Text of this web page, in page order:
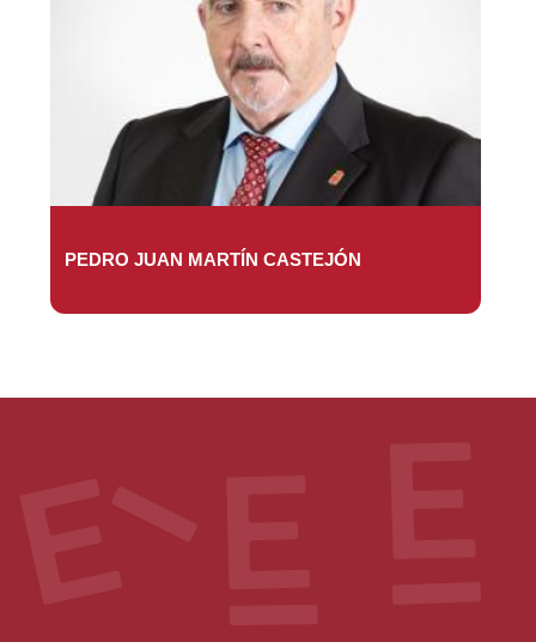
PEDRO JUAN MARTÍN CASTEJÓN